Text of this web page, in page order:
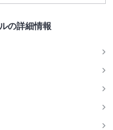
の詳細情報